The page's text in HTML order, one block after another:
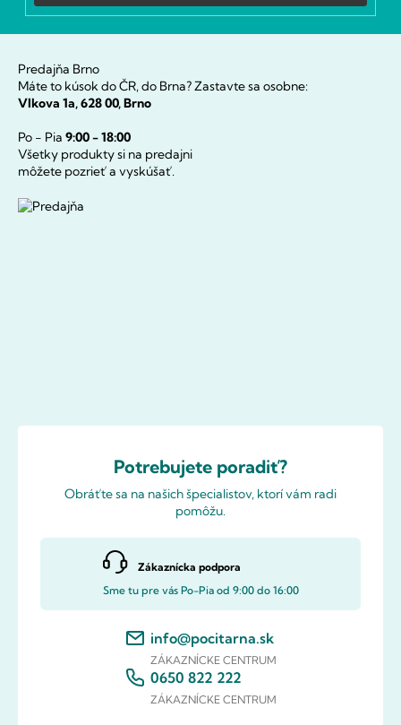
Predajňa Brno
Máte to kúsok do ČR, do Brna? Zastavte sa osobne:
Vlkova 1a, 628 00, Brno
Po - Pia 9:00 - 18:00
Všetky produkty si na predajni
môžete pozrieť a vyskúšať.
Potrebujete poradiť?
Obráťte sa na našich špecialistov, ktorí vám radi
pomôžu.
Zákaznícka podpora
Sme tu pre vás Po-Pia od 9:00 do 16:00
info@pocitarna.sk
ZÁKAZNÍCKE CENTRUM
0650 822 222
ZÁKAZNÍCKE CENTRUM